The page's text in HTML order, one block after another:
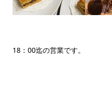
18：00迄の営業です。